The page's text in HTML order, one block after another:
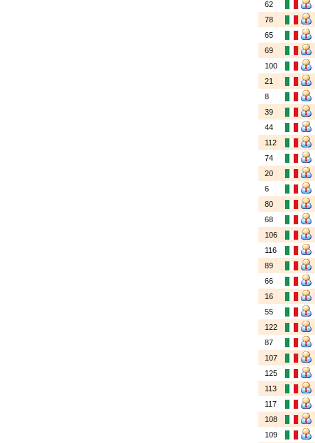
62
78
65
69
100
21
8
39
44
112
74
20
6
80
68
106
116
89
66
16
55
122
87
107
125
113
117
108
109